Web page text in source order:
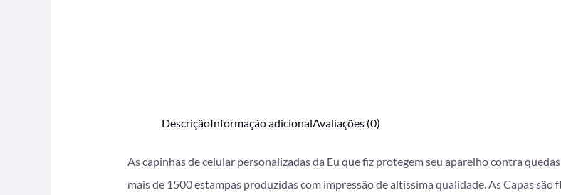
DescriçãoInformação adicionalAvaliações (0)
As capinhas de celular personalizadas da Eu que fiz protegem seu aparelho contra
mais de 1500 estampas produzidas com impressão de altíssima qualidade. As Capas